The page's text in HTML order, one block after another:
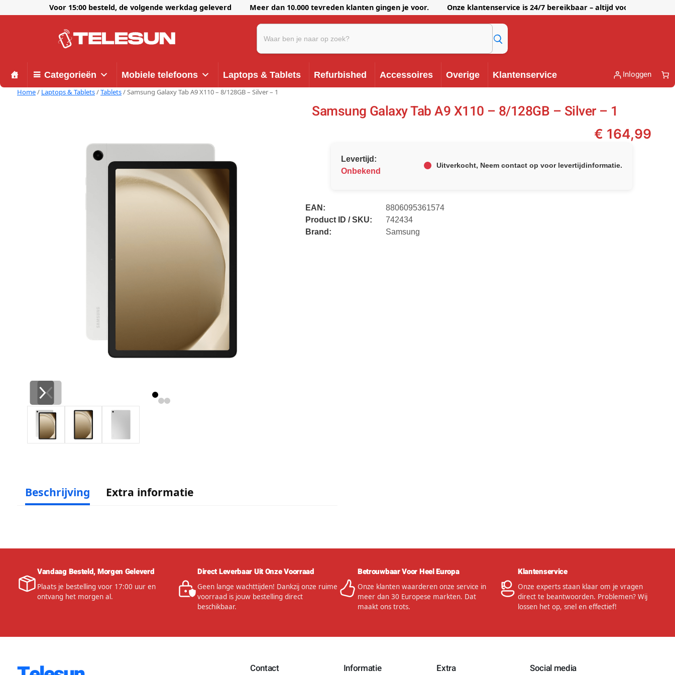
Voor 15:00 besteld, de volgende werkdag geleverd Meer dan 10.000 tevreden klanten gingen je voor. Onze klantenservice is 24/7 bereikbaar – altijd voor je klaar!
Categorieën Mobiele telefoons Laptops & Tablets Refurbished Accessoires Overige Klantenservice Inloggen
Home/ Laptops & Tablets/Tablets/ Samsung Galaxy Tab A9 X110 – 8/128GB – Silver – 1
Samsung Galaxy Tab A9 X110 – 8/128GB – Silver – 1
€ 164,99
Levertijd:
Onbekend
Uitverkocht, Neem contact op voor levertijdinformatie.
EAN:
8806095361574
Product ID / SKU:
742434
Brand:
Samsung
Beschrijving Extra informatie
Vandaag Besteld, Morgen Geleverd
Plaats je bestelling voor 17:00 uur en
ontvang het morgen al.
Direct Leverbaar Uit Onze Voorraad
Geen lange wachttijden! Dankzij onze ruime
voorraad is jouw bestelling direct
beschikbaar.
Betrouwbaar Voor Heel Europa
Onze klanten waarderen onze service in
meer dan 30 Europese markten. Dat
maakt ons trots.
Klantenservice
Onze experts staan klaar om je vragen
direct te beantwoorden. Problemen? Wij
lossen het op, snel en effectief!
Contact Informatie Extra Social media